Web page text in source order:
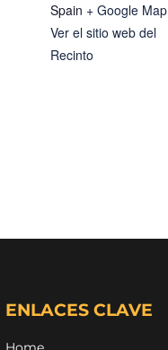
Spain + Google Map
Ver el sitio web del
Recinto
ENLACES CLAVE